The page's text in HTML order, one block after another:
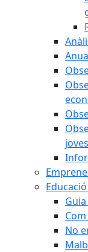
joves
No